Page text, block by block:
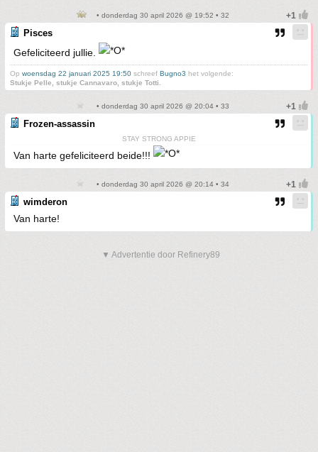
• donderdag 30 april 2026 @ 19:52 • 32
Pisces
Gefeliciteerd jullie.
Op woensdag 22 januari 2025 19:50 schreef Bugno3 het volgende:
Stukje Pelle, stukje Cannavaro, stukje Totti.
• donderdag 30 april 2026 @ 20:04 • 33
Frozen-assassin
STAY STRONG APPIE
Van harte gefeliciteerd beide!!!
• donderdag 30 april 2026 @ 20:14 • 34
wimderon
Van harte!
▼ Advertentie door Refinery89